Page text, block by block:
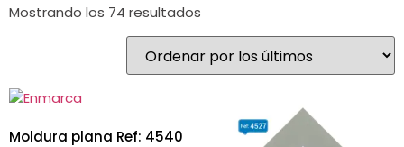
Mostrando los 74 resultados
Moldura plana Ref: 4540